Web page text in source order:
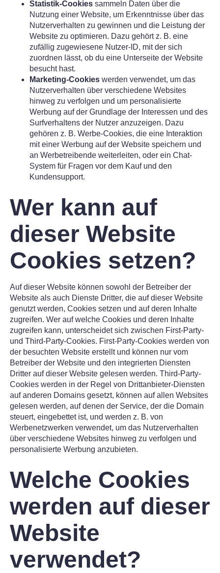
Statistik-Cookies sammeln Daten über die
Nutzung einer Website, um Erkenntnisse über das
Nutzerverhalten zu gewinnen und die Leistung der
Website zu optimieren. Dazu gehört z. B. eine
zufällig zugewiesene Nutzer-ID, mit der sich
zuordnen lässt, ob du eine Unterseite der Website
besucht hast.
Marketing-Cookies werden verwendet, um das
Nutzerverhalten über verschiedene Websites
hinweg zu verfolgen und um personalisierte
Werbung auf der Grundlage der Interessen und des
Surfverhaltens der Nutzer anzuzeigen. Dazu
gehören z. B. Werbe-Cookies, die eine Interaktion
mit einer Werbung auf der Website speichern und
an Werbetreibende weiterleiten, oder ein Chat-
System für Fragen vor dem Kauf und den
Kundensupport.
Wer kann auf
dieser Website
Cookies setzen?
Auf dieser Website können sowohl der Betreiber der
Website als auch Dienste Dritter, die auf dieser Website
genutzt werden, Cookies setzen und auf deren Inhalte
zugreifen. Wer auf welche Cookies und deren Inhalte
zugreifen kann, unterscheidet sich zwischen First-Party-
und Third-Party-Cookies. First-Party-Cookies werden von
der besuchten Website erstellt und können nur vom
Betreiber der Website und den integrierten Diensten
Dritter auf dieser Website gelesen werden. Third-Party-
Cookies werden in der Regel von Drittanbieter-Diensten
auf anderen Domains gesetzt, können auf allen Websites
gelesen werden, auf denen der Service, der die Domain
steuert, eingebettet ist, und werden z. B. von
Werbenetzwerken verwendet, um das Nutzerverhalten
über verschiedene Websites hinweg zu verfolgen und
personalisierte Werbung anzubieten.
Welche Cookies
werden auf dieser
Website
verwendet?